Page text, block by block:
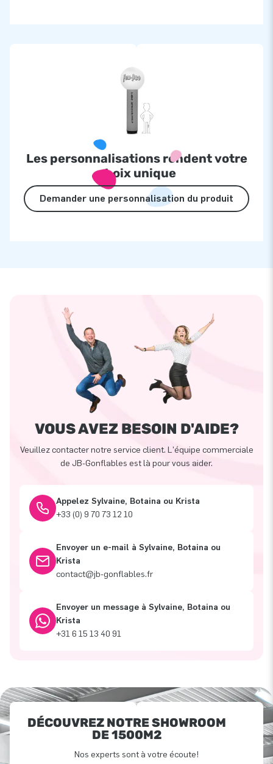
Les personnalisations rendent votre
choix unique
Demander une personnalisation du produit
VOUS AVEZ BESOIN D'AIDE?
Veuillez contacter notre service client. L'équipe commerciale
de JB-Gonflables est là pour vous aider.
Appelez Sylvaine, Botaina ou Krista
+33 (0) 9 70 73 12 10
Envoyer un e-mail à Sylvaine, Botaina ou
Krista
contact@jb-gonflables.fr
Envoyer un message à Sylvaine, Botaina ou
Krista
+31 6 15 13 40 91
DÉCOUVREZ NOTRE SHOWROOM
DE 1500M2
Nos experts sont à votre écoute!